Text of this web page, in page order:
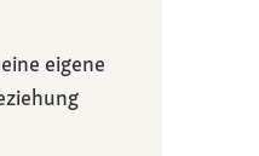
eigene